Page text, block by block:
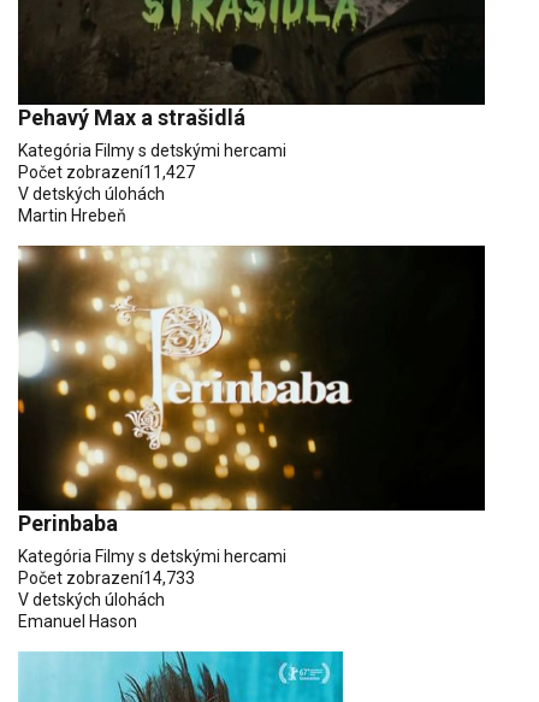
Pehavý Max a strašidlá
Kategória Filmy s detskými hercami
Počet zobrazení11,427
V detských úlohách
Martin Hrebeň
Perinbaba
Kategória Filmy s detskými hercami
Počet zobrazení14,733
V detských úlohách
Emanuel Hason